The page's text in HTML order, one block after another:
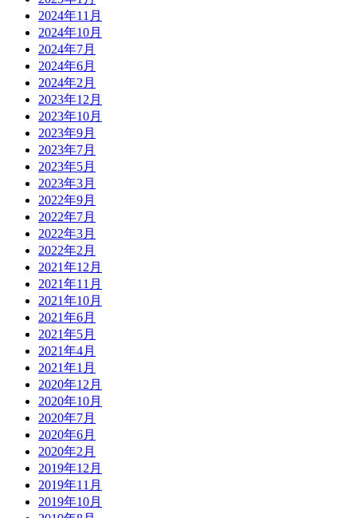
2024年11月
2024年10月
2024年7月
2024年6月
2024年2月
2023年12月
2023年10月
2023年9月
2023年7月
2023年5月
2023年3月
2022年9月
2022年7月
2022年3月
2022年2月
2021年12月
2021年11月
2021年10月
2021年6月
2021年5月
2021年4月
2021年1月
2020年12月
2020年10月
2020年7月
2020年6月
2020年2月
2019年12月
2019年11月
2019年10月